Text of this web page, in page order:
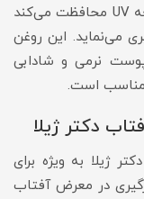
پوست، از آن در برابر آسیب‌های اشعه UV محافظت می‌کند
می‌نماید. این روغن
نرمی و شادابی
مناسب است.
ژیلا به ویژه برای
در معرض آفتاب